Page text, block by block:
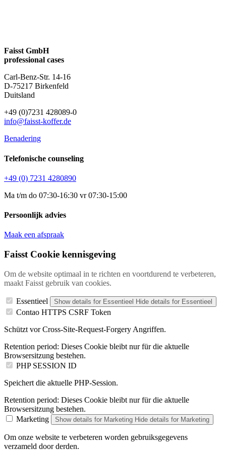
Faisst GmbH
professional cases
Carl-Benz-Str. 14-16
D-75217 Birkenfeld
Duitsland
+49 (0)7231 428089-0
info@faisst-koffer.de
Benadering
Telefonische counseling
+49 (0) 7231 4280890
Ma t/m do 07:30-16:30 vr 07:30-15:00
Persoonlijk advies
Maak een afspraak
Faisst Cookie kennisgeving
Om de website optimaal in te richten en voortdurend te verbeteren,
maakt Faisst gebruik van cookies.
Essentieel Show details for Essentieel Hide details for Essentieel
Contao HTTPS CSRF Token
Schützt vor Cross-Site-Request-Forgery Angriffen.
Retention period: Dieses Cookie bleibt nur für die aktuelle
Browsersitzung bestehen.
PHP SESSION ID
Speichert die aktuelle PHP-Session.
Retention period: Dieses Cookie bleibt nur für die aktuelle
Browsersitzung bestehen.
Marketing
Show details for Marketing Hide details for Marketing
Om onze website te verbeteren worden gebruiksgegevens
verzameld door derden.